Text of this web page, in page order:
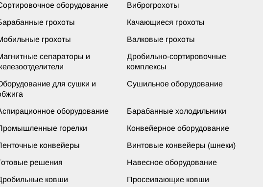
оборудование Виброгрохоты
грохоты Качающиеся грохоты
грохоты Валковые грохоты
сепараторы и
Дробильно-сортировочные
комплексы
для сушки и
Сушильное оборудование
оборудование Барабанные холодильники
горелки Конвейерное оборудование
конвейеры Винтовые конвейеры (шнеки)
решения Навесное оборудование
ковши Просеивающие ковши